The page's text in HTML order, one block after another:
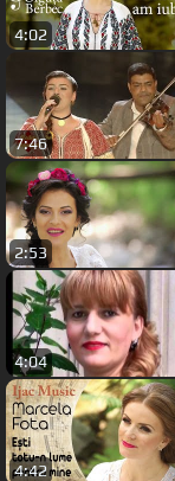
4:02
7:46
2:53
4:04
4:42